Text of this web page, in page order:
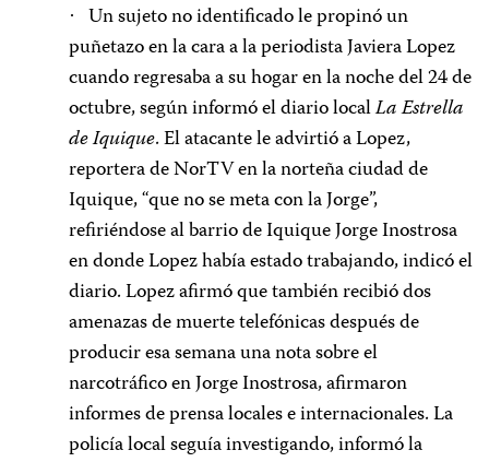
·
Un sujeto no identificado le propinó un
puñetazo en la cara a la periodista Javiera Lopez
cuando regresaba a su hogar en la noche del 24 de
octubre, según informó el diario localLa Estrella
de Iquique. El atacante le advirtió a Lopez,
reportera de NorTV en la norteña ciudad de
Iquique, “que no se meta con la Jorge”,
refiriéndose al barrio de Iquique Jorge Inostrosa
en donde Lopez había estado trabajando, indicó el
diario. Lopez afirmó que también recibió dos
amenazas de muerte telefónicas después de
producir esa semana una nota sobre el
narcotráfico en Jorge Inostrosa, afirmaron
informes de prensa locales e internacionales. La
policía local seguía investigando, informó la